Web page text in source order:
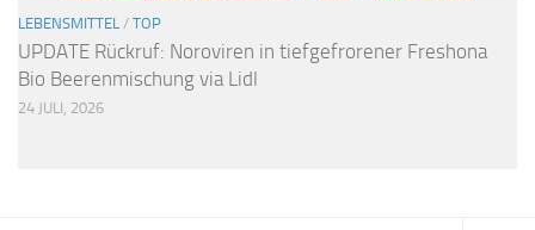
LEBENSMITTEL / TOP
UPDATE Rückruf: Noroviren in tiefgefrorener Freshona
Bio Beerenmischung via Lidl
24 JULI, 2026